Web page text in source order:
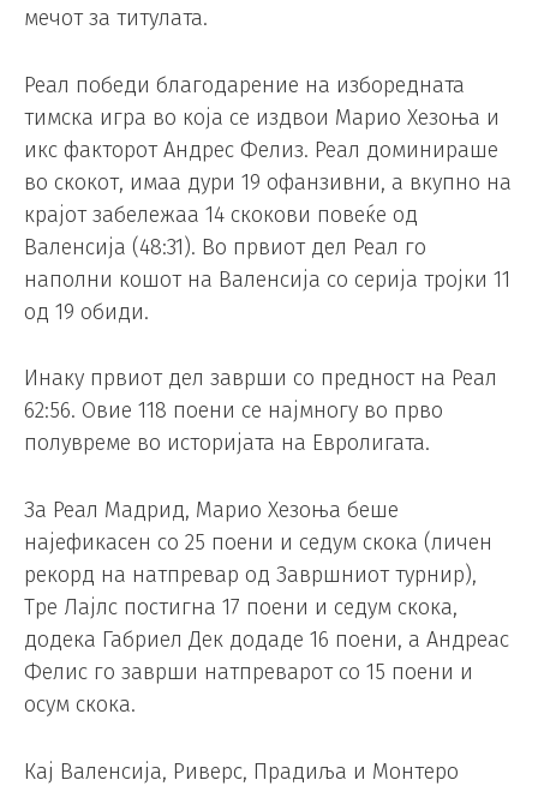
мечот за титулата.
Реал победи благодарение на изборедната
тимска игра во која се издвои Марио Хезоња и
икс факторот Андрес Фелиз. Реал доминираше
во скокот, имаа дури 19 офанзивни, а вкупно на
крајот забележаа 14 скокови повеќе од
Валенсија (48:31). Во првиот дел Реал го
наполни кошот на Валенсија со серија тројки 11
од 19 обиди.
Инаку првиот дел заврши со предност на Реал
62:56. Овие 118 поени се најмногу во прво
полувреме во историјата на Евролигата.
За Реал Мадрид, Марио Хезоња беше
најефикасен со 25 поени и седум скока (личен
рекорд на натпревар од Завршниот турнир),
Тре Лајлс постигна 17 поени и седум скока,
додека Габриел Дек додаде 16 поени, а Андреас
Фелис го заврши натпреварот со 15 поени и
осум скока.
Кај Валенсија, Риверс, Прадиља и Монтеро